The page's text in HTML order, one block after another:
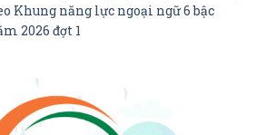
Khung năng lực ngoại ngữ 6 bậc
2026 đợt 1